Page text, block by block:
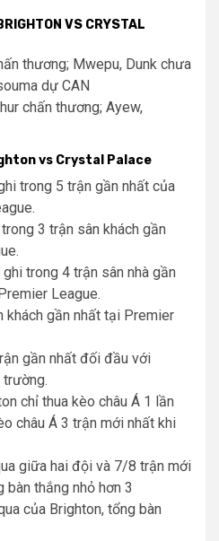
VS CRYSTAL
thương; Mwepu, Dunk chưa
dự CAN
chấn thương; Ayew,
vs Crystal Palace
trong 5 trận gần nhất của
3 trận sân khách gần
trong 4 trận sân nhà gần
League.
khách gần nhất tại Premier
gần nhất đối đầu với
trường.
chỉ thua kèo châu Á 1 lần
châu Á 3 trận mới nhất khi
giữa hai đội và 7/8 trận mới
bàn thắng nhỏ hơn 3
của Brighton, tổng bàn